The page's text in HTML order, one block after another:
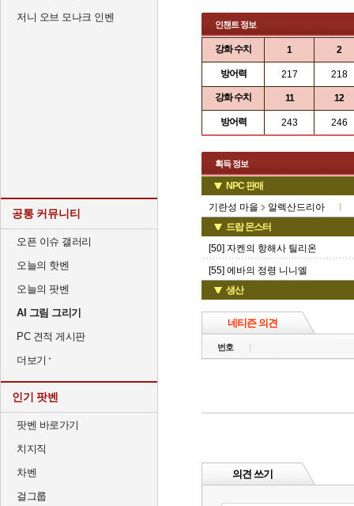
저니 오브 모나크 인벤
공통 커뮤니티
오픈 이슈 갤러리
오늘의 핫벤
오늘의 팟벤
AI 그림 그리기
PC 견적 게시판
더보기
인기 팟벤
팟벤 바로가기
치지직
차벤
걸그룹
인챈트 정보
강화 수치 1 2
방어력 217 218
강화 수치 11 12
방어력 243 246
획득 정보
NPC 판매
기란성 마을
알렉산드리아
드랍 몬스터
[50] 자켄의 항해사 틸리온
[55] 에바의 정령 니니엘
생산
네티즌 의견
번호
의견 쓰기